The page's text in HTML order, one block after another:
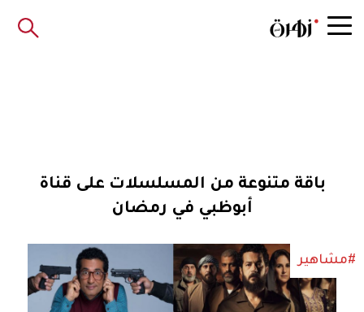
باقة متنوعة من المسلسلات على قناة
أبوظبي في رمضان
#مشاهير